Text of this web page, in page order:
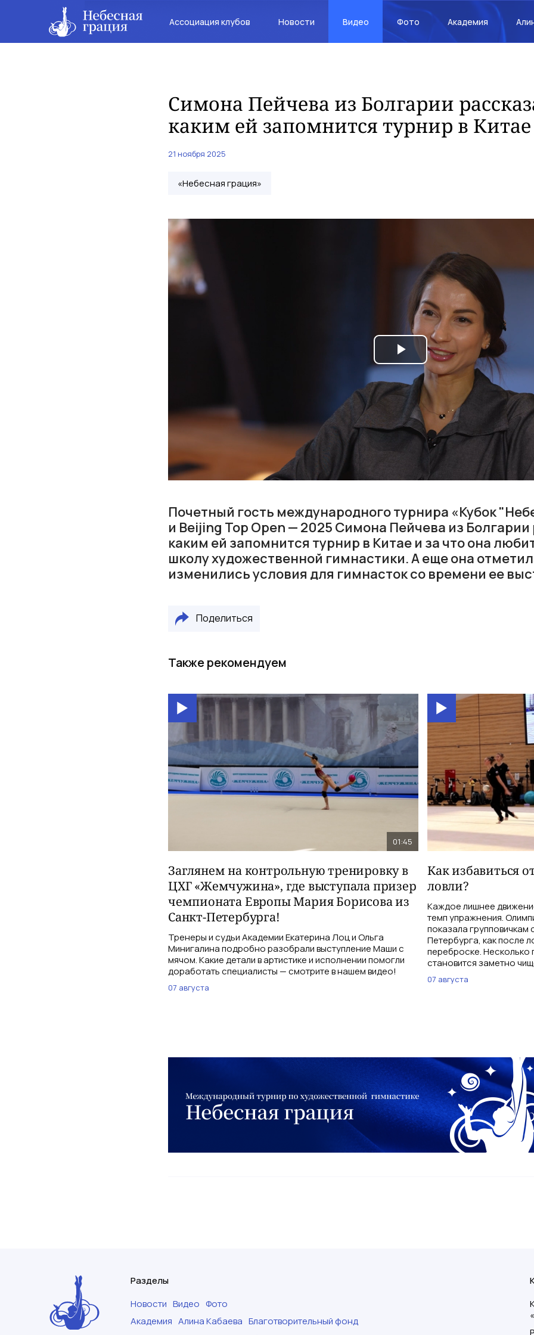
Ассоциация клубов Новости Видео Фото Академия
Симона Пейчева из Болгарии
каким ей запомнится турнир в Китае
21 ноября 2025
«Небесная грация»
Play
Video
Почетный гость международного турнира «Кубок
и Beijing Top Open — 2025 Симона Пейчева из Болгарии
каким ей запомнится турнир в Китае и за что она
школу художественной гимнастики. А еще она
изменились условия для гимнасток со времени ее
Поделиться
Также рекомендуем
01:45
Заглянем на контрольную тренировку в
ЦХГ «Жемчужина», где выступала призер
чемпионата Европы Мария Борисова из
Санкт-Петербурга!
Тренеры и судьи Академии Екатерина Лоц и Ольга
Минигалина подробно разобрали выступление Маши с
мячом. Какие детали в артистике и исполнении помогли
доработать специалисты — смотрите в нашем видео!
07 августа
Как избавиться
ловли?
Каждое лишнее
темп упражнения.
показала групповичкам
Петербурга, как после
переброске. Несколько
становится заметно
07 августа
Разделы
Новости Видео Фото
Академия Алина Кабаева Благотворительный фонд